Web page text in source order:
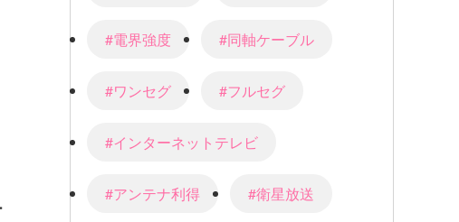
#電界強度 #同軸ケーブル
#ワンセグ #フルセグ
#インターネットテレビ
#アンテナ利得 #衛星放送